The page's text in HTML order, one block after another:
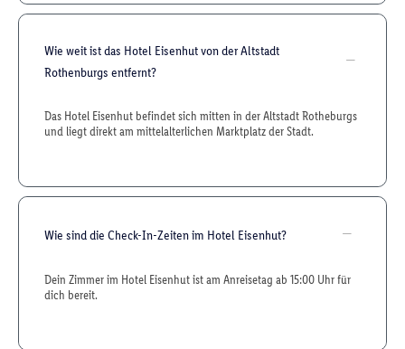
Wie weit ist das Hotel Eisenhut von der Altstadt
Rothenburgs entfernt?
Das Hotel Eisenhut befindet sich mitten in der Altstadt Rotheburgs
und liegt direkt am mittelalterlichen Marktplatz der Stadt.
Wie sind die Check-In-Zeiten im Hotel Eisenhut?
Dein Zimmer im Hotel Eisenhut ist am Anreisetag ab 15:00 Uhr für
dich bereit.